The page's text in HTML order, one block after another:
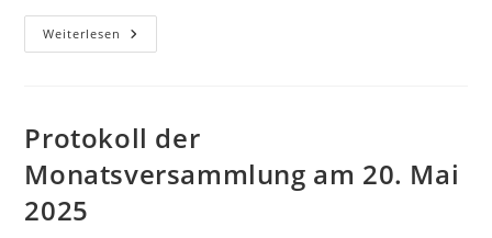
Weiterlesen Protokoll
Der
2025
Protokoll der
Monatsversammlung am 20. Mai
2025